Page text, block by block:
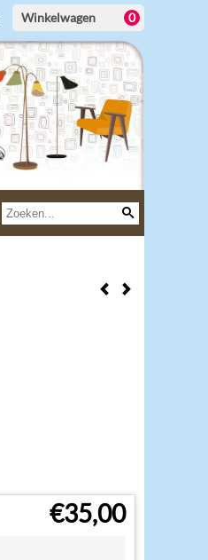
Winkelwagen 0
€35,00